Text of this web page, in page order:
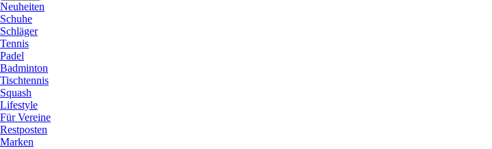
Neuheiten
Schuhe
Schläger
Tennis
Padel
Badminton
Tischtennis
Squash
Lifestyle
Für Vereine
Restposten
Marken